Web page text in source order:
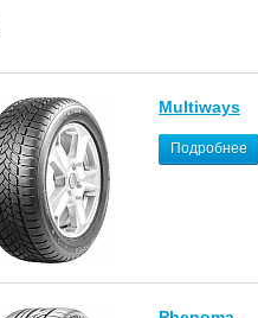
Multiways
Подробнее